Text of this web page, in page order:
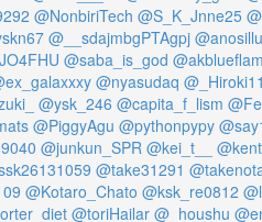
@NonbiriTech @S_K_Jnne25
@__sdajmbgPTAgpj
@saba_is_god
@nyasudaq
@ysk_246 @capita_f_lism
@PiggyAgu @pythonpypy
@junkun_SPR @kei_t__
@take31291
@Kotaro_Chato @ksk_re0812
@toriHailar @_houshu